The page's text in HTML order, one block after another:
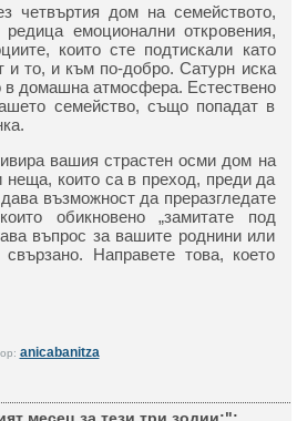
четвъртия дом на семейството,
емоционални откровения,
които сте подтискали като
то, и към по-добро. Сатурн иска
в домашна атмосфера. Естествено
семейство, също попадат в
вашия страстен осми дом на
неща, които са в преход, преди да
възможност да преразгледате
обикновено „замитате под
въпрос за вашите роднини или
Направете това, което
anicabanitza